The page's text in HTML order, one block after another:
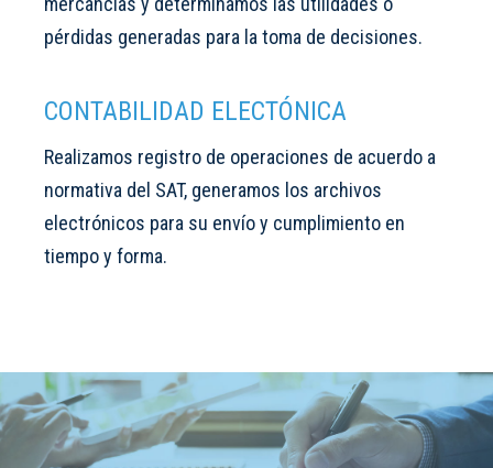
pérdidas generadas para la toma de decisiones.
CONTABILIDAD ELECTÓNICA
Realizamos registro de operaciones de acuerdo a
normativa del SAT, generamos los archivos
electrónicos para su envío y cumplimiento en
tiempo y forma.